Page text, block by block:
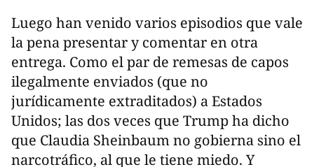
Luego han venido varios episodios que vale
la pena presentar y comentar en otra
entrega. Como el par de remesas de capos
ilegalmente enviados (que no
jurídicamente extraditados) a Estados
Unidos; las dos veces que Trump ha dicho
que Claudia Sheinbaum no gobierna sino el
narcotráfico, al que le tiene miedo. Y